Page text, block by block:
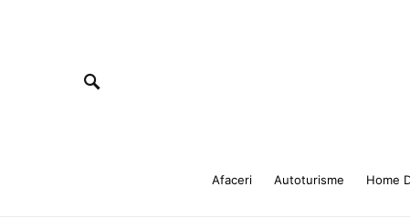
Afaceri Autoturisme Home